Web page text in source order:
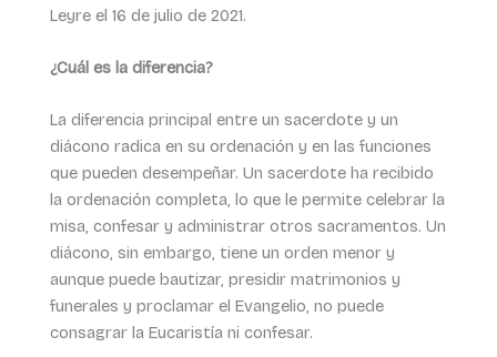
Leyre el 16 de julio de 2021.
¿Cuál es la diferencia?
La diferencia principal entre un sacerdote y un
diácono radica en su ordenación y en las funciones
que pueden desempeñar. Un sacerdote ha recibido
la ordenación completa, lo que le permite celebrar la
misa, confesar y administrar otros sacramentos. Un
diácono, sin embargo, tiene un orden menor y
aunque puede bautizar, presidir matrimonios y
funerales y proclamar el Evangelio, no puede
consagrar la Eucaristía ni confesar.